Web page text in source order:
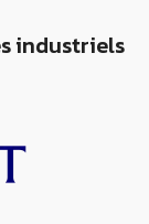
industriels